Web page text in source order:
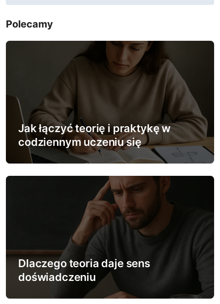
i
g
a
i
Polecamy
Jak łączyć teorię i praktykę w
codziennym uczeniu się
Dlaczego teoria daje sens
doświadczeniu